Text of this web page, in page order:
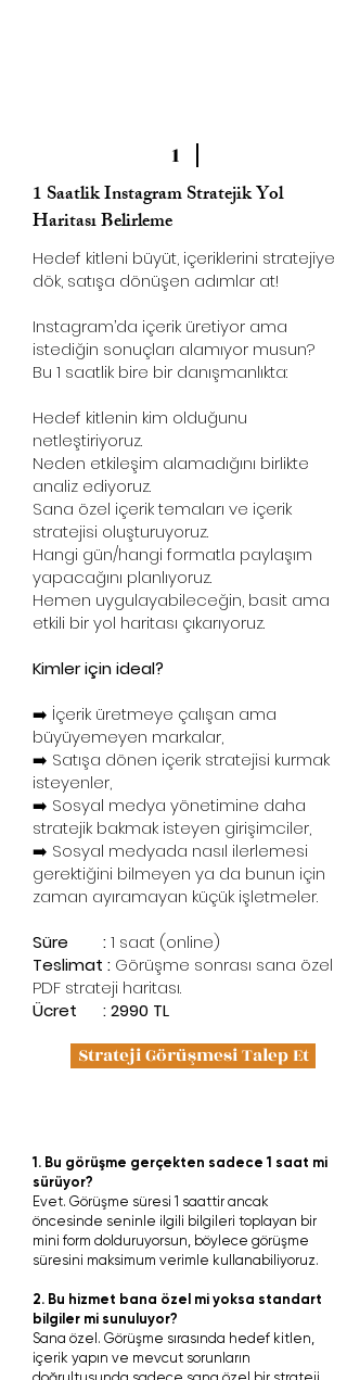
1
1 Saatlik Instagram Stratejik Yol
Haritası Belirleme
Hedef kitleni büyüt, içeriklerini stratejiye
dök, satışa dönüşen adımlar at!
Instagram’da içerik üretiyor ama
istediğin sonuçları alamıyor musun?
Bu 1 saatlik bire bir danışmanlıkta:
Hedef kitlenin kim olduğunu
netleştiriyoruz.
Neden etkileşim alamadığını birlikte
analiz ediyoruz.
Sana özel içerik temaları ve içerik
stratejisi oluşturuyoruz.
Hangi gün/hangi formatla paylaşım
yapacağını planlıyoruz.
Hemen uygulayabileceğin, basit ama
etkili bir yol haritası çıkarıyoruz.
Kimler için ideal?
➡️ İçerik üretmeye çalışan ama
büyüyemeyen markalar,
➡️ Satışa dönen içerik stratejisi kurmak
isteyenler,
➡️ Sosyal medya yönetimine daha
stratejik bakmak isteyen girişimciler,
➡️ Sosyal medyada nasıl ilerlemesi
gerektiğini bilmeyen ya da bunun için
zaman ayıramayan küçük işletmeler.
Süre :1 saat (online)
Teslimat : Görüşme sonrası sana özel
PDF strateji haritası.
Ücret : 2990 TL
Strateji Görüşmesi Talep Et
1. Bu görüşme gerçekten sadece 1 saat mi
sürüyor?
Evet. Görüşme süresi 1 saattir ancak
öncesinde seninle ilgili bilgileri toplayan bir
mini form dolduruyorsun, böylece görüşme
süresini maksimum verimle kullanabiliyoruz.
2. Bu hizmet bana özel mi yoksa standart
bilgiler mi sunuluyor?
Sana özel. Görüşme sırasında hedef kitlen,
içerik yapın ve mevcut sorunların